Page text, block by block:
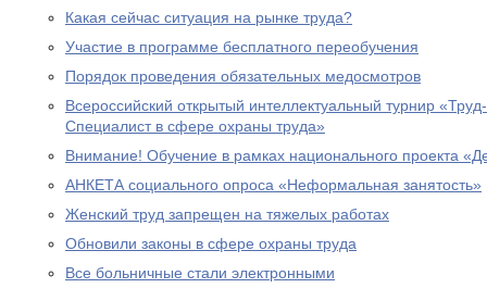
Какая сейчас ситуация на рынке труда?
Участие в программе бесплатного переобучения
Порядок проведения обязательных медосмотров
Всероссийский открытый интеллектуальный турнир
Специалист в сфере охраны труда»
Внимание! Обучение в рамках национального проекта
АНКЕТА социального опроса «Неформальная занятость»
Женский труд запрещен на тяжелых работах
Обновили законы в сфере охраны труда
Все больничные стали электронными